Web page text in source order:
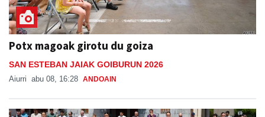
Potx magoak girotu du goiza
SAN ESTEBAN JAIAK GOIBURUN 2026
Aiurri abu 08, 16:28 ANDOAIN